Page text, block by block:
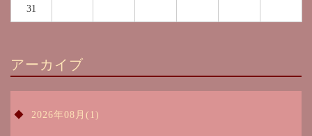
31
アーカイブ
2026年08月(1)